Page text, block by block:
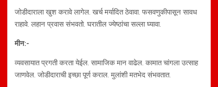
जोडीदाराला खुश करावे लागेल. खर्च मर्यादित ठेवावा. फसवणुकीपासून सावध
राहावे. लहान प्रवास संभवतो. घरातील ज्येष्ठांचा सल्ला घ्यावा.
मीन:-
व्यवसायात प्रगती करता येईल. सामाजिक मान वाढेल. कामात चांगला उत्साह
जाणवेल. जोडीदाराची इच्छा पूर्ण कराल. मुलांशी मतभेद संभवतात.